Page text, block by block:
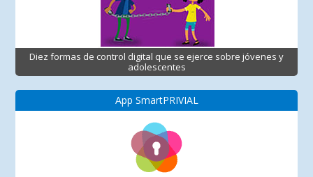
Diez formas de control digital que se ejerce sobre jóvenes y
adolescentes
App SmartPRIVIAL